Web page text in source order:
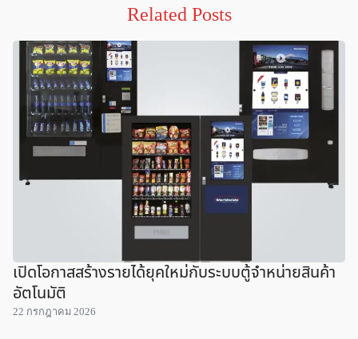
Related Posts
เปิดโอกาสสร้างรายได้ยุคใหม่กับระบบตู้จำหน่ายสินค้า
อัตโนมัติ
22 กรกฎาคม 2026